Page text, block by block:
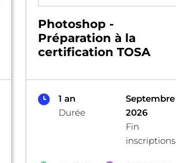
Photoshop -
Préparation à la
certification TOSA
1 an
Durée
Septembre
2026
Fin
inscriptions